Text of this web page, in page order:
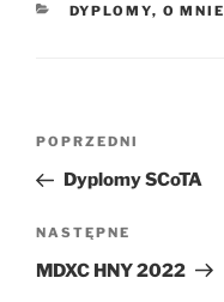
KATEGORIE
DYPLOMY, O MNIE
Nawigacja
Poprzedni
wpis
POPRZEDNI
Dyplomy SCoTA
Następny
wpis
NASTĘPNE
MDXC HNY 2022